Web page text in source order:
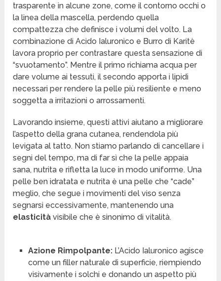
trasparente in alcune zone, come il contorno occhi o
la linea della mascella, perdendo quella
compattezza che definisce i volumi del volto. La
combinazione di Acido Ialuronico e Burro di Karitè
lavora proprio per contrastare questa sensazione di
“svuotamento”. Mentre il primo richiama acqua per
dare volume ai tessuti, il secondo apporta i lipidi
necessari per rendere la pelle più resiliente e meno
soggetta a irritazioni o arrossamenti.
Lavorando insieme, questi attivi aiutano a migliorare
l’aspetto della grana cutanea, rendendola più
levigata al tatto. Non stiamo parlando di cancellare i
segni del tempo, ma di far sì che la pelle appaia
sana, nutrita e rifletta la luce in modo uniforme. Una
pelle ben idratata e nutrita è una pelle che “cade”
meglio, che segue i movimenti del viso senza
segnarsi eccessivamente, mantenendo una
elasticità visibile che è sinonimo di vitalità.
Azione Rimpolpante:L’Acido Ialuronico agisce
come un filler naturale di superficie, riempiendo
visivamente i solchi e donando un aspetto più